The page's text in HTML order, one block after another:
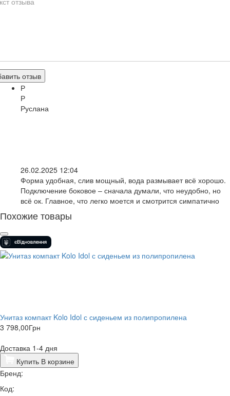
отзыв
Р
Р
Руслана
26.02.2025 12:04
Форма удобная, слив мощный, вода размывает всё хорошо.
Подключение боковое – сначала думали, что неудобно, но
всё ок. Главное, что легко моется и смотрится симпатично
Похожие товары
Унитаз компакт Kolo Idol с сиденьем из полипропилена
3 798,00Грн
Доставка 1-4 дня
Купить В корзине
Бренд:
Код: